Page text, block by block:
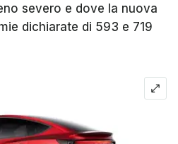
severo e dove la nuova
dichiarate di 593 e 719